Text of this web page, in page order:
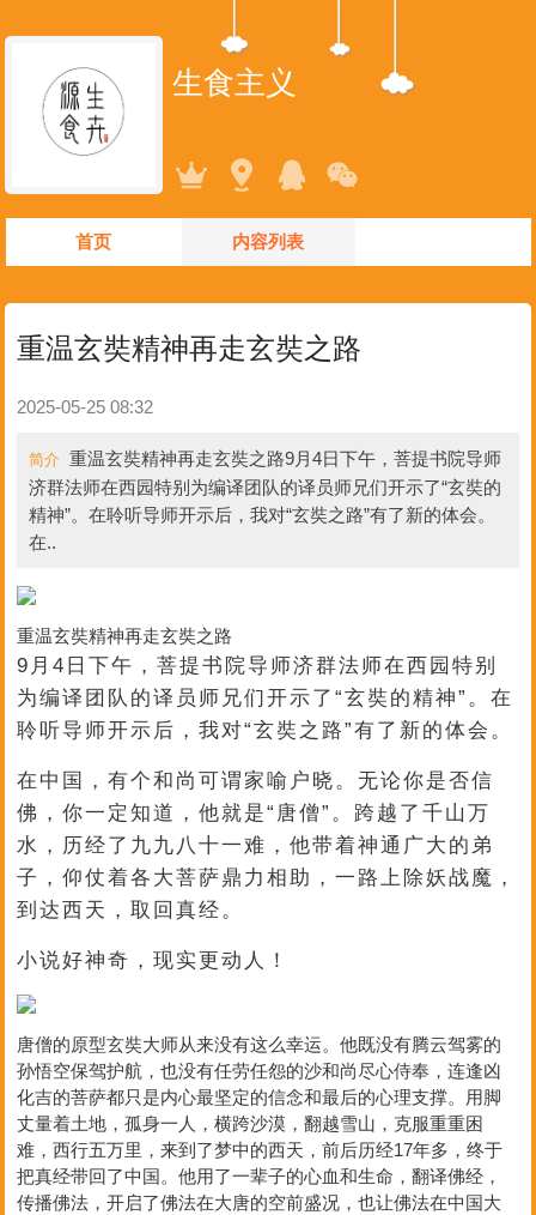
生食主义
首页 内容列表
重温玄奘精神再走玄奘之路
2025-05-25 08:32
简介 重温玄奘精神再走玄奘之路9月4日下午，菩提书院导师
济群法师在西园特别为编译团队的译员师兄们开示了“玄奘的
精神”。在聆听导师开示后，我对“玄奘之路”有了新的体会。
在..
重温玄奘精神再走玄奘之路
9月4日下午，菩提书院导师济群法师在西园特别
为编译团队的译员师兄们开示了“玄奘的精神”。在
聆听导师开示后，我对“玄奘之路”有了新的体会。
在中国，有个和尚可谓家喻户晓。无论你是否信
佛，你一定知道，他就是“唐僧”。跨越了千山万
水，历经了九九八十一难，他带着神通广大的弟
子，仰仗着各大菩萨鼎力相助，一路上除妖战魔，
到达西天，取回真经。
小说好神奇，现实更动人！
唐僧的原型玄奘大师从来没有这么幸运。他既没有腾云驾雾的
孙悟空保驾护航，也没有任劳任怨的沙和尚尽心侍奉，连逢凶
化吉的菩萨都只是内心最坚定的信念和最后的心理支撑。用脚
丈量着土地，孤身一人，横跨沙漠，翻越雪山，克服重重困
难，西行五万里，来到了梦中的西天，前后历经17年多，终于
把真经带回了中国。他用了一辈子的心血和生命，翻译佛经，
传播佛法，开启了佛法在大唐的空前盛况，也让佛法在中国大